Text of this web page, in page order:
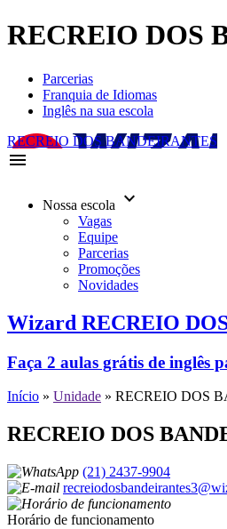
RECREIO DOS
Parcerias
Franquia de Idiomas
Inglês na sua escola
RECREIO DOS BANDEIRANTES
menu
Nossa escola keyboard_arrow_down
Vagas
Equipe
Parcerias
Promoções
Novidades
Wizard RECREIO
Faça 2 aulas grátis de inglês
Início » Unidade » RECREIO DOS
RECREIO DOS
(21) 2437-9904
Horário de funcionamento